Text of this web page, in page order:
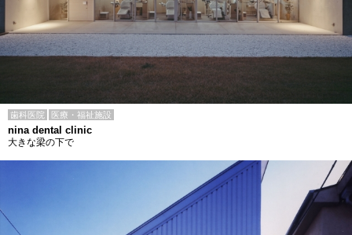
歯科医院 医療・福祉施設
nina dental clinic
大きな梁の下で